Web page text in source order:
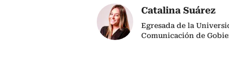
Catalina Suárez
Egresada de la
Comunicación de